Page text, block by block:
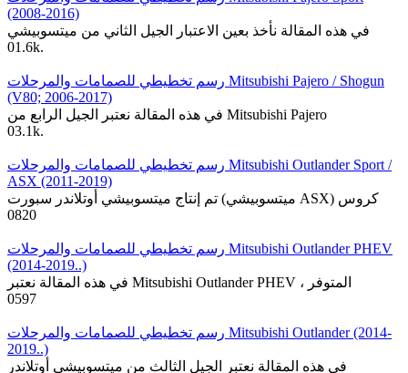
(2008-2016)
في هذه المقالة نأخذ بعين الاعتبار الجيل الثاني من ميتسوبيشي
01.6k.
رسم تخطيطي للصمامات والمرحلات Mitsubishi Pajero / Shogun
(V80; 2006-2017)
في هذه المقالة نعتبر الجيل الرابع من Mitsubishi Pajero
03.1k.
رسم تخطيطي للصمامات والمرحلات Mitsubishi Outlander Sport /
ASX (2011-2019)
تم إنتاج ميتسوبيشي أوتلاندر سبورت (ميتسوبيشي ASX) كروس
0820
رسم تخطيطي للصمامات والمرحلات Mitsubishi Outlander PHEV
(2014-2019..)
في هذه المقالة نعتبر Mitsubishi Outlander PHEV ، المتوفر
0597
رسم تخطيطي للصمامات والمرحلات Mitsubishi Outlander (2014-
2019..)
في هذه المقالة نعتبر الجيل الثالث من ميتسوبيشي أوتلاندر